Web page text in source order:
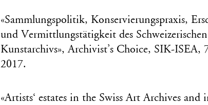
«Sammlungspolitik, Konservierungspraxis,
und Vermittlungstätigkeit des Schweizerischen
Kunstarchivs», Archivist’s Choice, SIK-ISEA,
2017.
«Artists‘ estates in the Swiss Art Archives and